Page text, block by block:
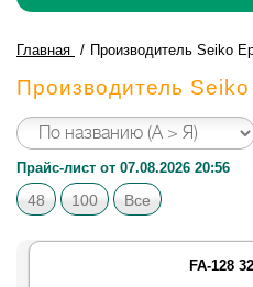
Главная Производитель Seiko
Производитель
Прайс-лист от 07.08.2026 20:56
48
100 Все
FA-128